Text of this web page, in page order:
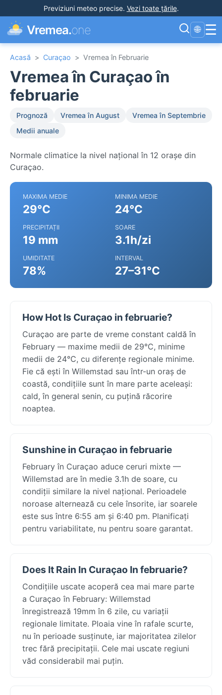
Previziuni meteo precise. Vezi toate țările.
Vremea.one 🌐 ☰
Acasă > Curaçao > Vremea în Februarie
Vremea în Curaçao în
februarie
Prognoză Vremea în August
Vremea în Septembrie
Medii anuale
Normale climatice la nivel național în 12 orașe din
Curaçao.
MAXIMA MEDIE
29°C
MINIMA MEDIE
24°C
PRECIPITAȚII
19 mm
SOARE
3.1h/zi
UMIDITATE
78%
INTERVAL
27–31°C
How Hot Is Curaçao in februarie?
Curaçao are parte de vreme constant caldă în
February — maxime medii de 29°C, minime
medii de 24°C, cu diferențe regionale minime.
Fie că ești în Willemstad sau într-un oraș de
coastă, condițiile sunt în mare parte aceleași:
cald, în general senin, cu puțină răcorire
noaptea.
Sunshine in Curaçao in februarie
February în Curaçao aduce ceruri mixte —
Willemstad are în medie 3.1h de soare, cu
condiții similare la nivel național. Perioadele
noroase alternează cu cele însorite, iar soarele
este sus între 6:55 am și 6:40 pm. Planificați
pentru variabilitate, nu pentru soare garantat.
Does It Rain In Curaçao In februarie?
Condițiile uscate acoperă cea mai mare parte
a Curaçao în February: Willemstad
înregistrează 19mm în 6 zile, cu variații
regionale limitate. Ploaia vine în rafale scurte,
nu în perioade susținute, iar majoritatea zilelor
trec fără precipitații. Cele mai uscate regiuni
văd considerabil mai puțin.